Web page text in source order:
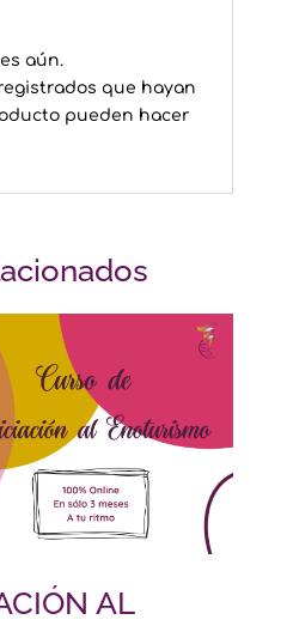
aún.
que hayan
pueden hacer
AL